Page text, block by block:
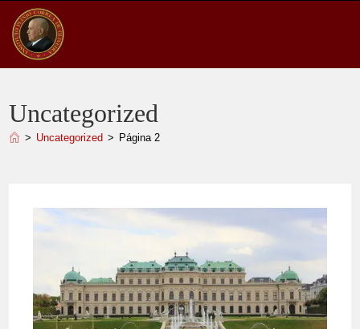
para
conteúdo
Uncategorized
> Uncategorized > Página 2